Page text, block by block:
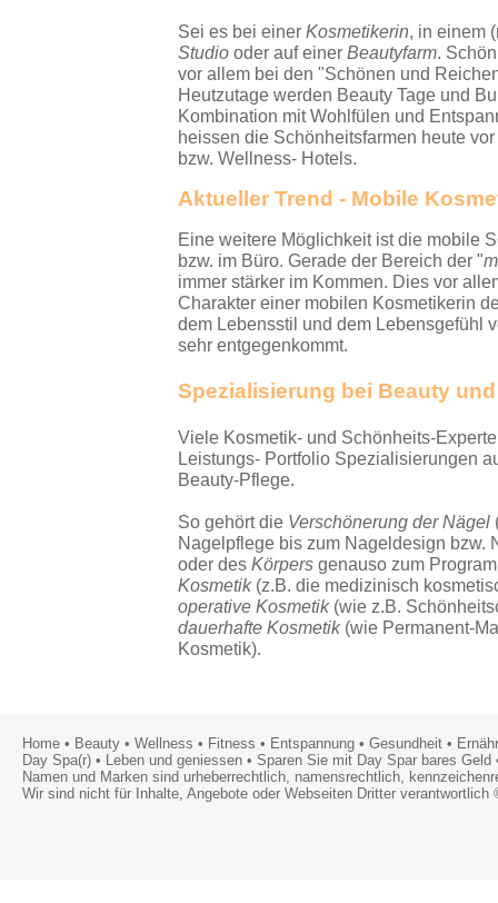
Sei es bei einer Kosmetikerin, in einem
Studio oder auf einer Beautyfarm.
vor allem bei den "Schönen und
Heutzutage werden Beauty Tage und
Kombination mit Wohlfülen und
heissen die Schönheitsfarmen heute
bzw. Wellness- Hotels.
Aktueller Trend - Mobile
Eine weitere Möglichkeit ist die mobile
bzw. im Büro. Gerade der Bereich der "
immer stärker im Kommen. Dies vor
Charakter einer mobilen Kosmetikerin
dem Lebensstil und dem Lebensgefühl
sehr entgegenkommt.
Spezialisierung bei Beauty
Viele Kosmetik- und Schönheits-
Leistungs- Portfolio Spezialisierungen
Beauty-Pflege.
So gehört die Verschönerung der Nägel
Nagelpflege bis zum Nageldesign bzw.
oder des Körpers genauso zum
Kosmetik(z.B. die medizinisch
operative Kosmetik(wie z.B.
dauerhafte Kosmetik(wie Permanent-
Kosmetik).
Home • Beauty • Wellness • Fitness • Entspannung • Gesundheit •
Day Spa(r) • Leben und geniessen • Sparen Sie mit Day Spar bares
Namen und Marken sind urheberrechtlich, namensrechtlich,
Wir sind nicht für Inhalte, Angebote oder Webseiten Dritter